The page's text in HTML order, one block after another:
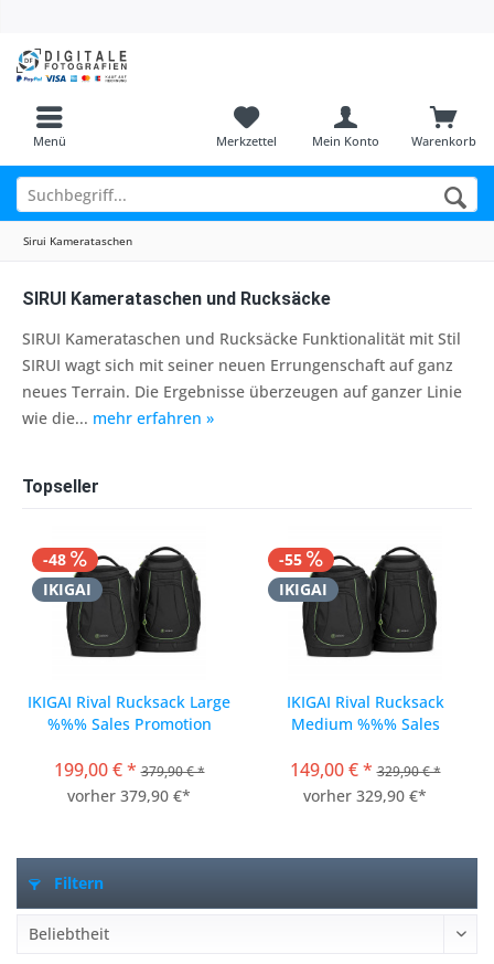
Menü Warenkorb
Merkzettel Mein Konto
Sirui Kamerataschen
SIRUI Kamerataschen und Rucksäcke
SIRUI Kamerataschen und Rucksäcke Funktionalität mit Stil
SIRUI wagt sich mit seiner neuen Errungenschaft auf ganz
neues Terrain. Die Ergebnisse überzeugen auf ganzer Linie
wie die... mehr erfahren »
Topseller
-48
IKIGAI
IKIGAI Rival Rucksack Large
%%% Sales Promotion
199,00 € * 379,90 € *
vorher 379,90 €*
-55
IKIGAI
IKIGAI Rival Rucksack
Medium %%% Sales
149,00 € * 329,90 € *
vorher 329,90 €*
Filtern